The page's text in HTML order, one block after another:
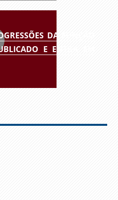
DA FUNÇÃO
E ENTRA EM